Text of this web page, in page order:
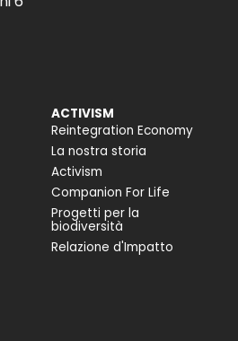
ACTIVISM
Reintegration Economy
La nostra storia
Activism
Companion For Life
Progetti per la
biodiversità
Relazione d'Impatto